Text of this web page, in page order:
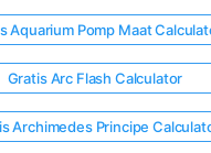
Aquarium Pomp Maat
Gratis Arc Flash Calculator
Archimedes Principe